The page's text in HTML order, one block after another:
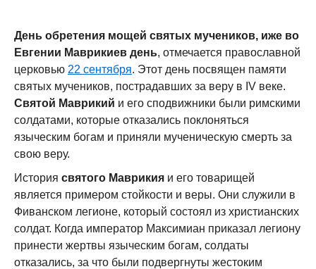
День обретения мощей святых мучеников, иже во
Евгении Маврикиев день, отмечается православной
церковью 22 сентября. Этот день посвящен памяти
святых мучеников, пострадавших за веру в IV веке.
Святой Маврикий и его сподвижники были римскими
солдатами, которые отказались поклоняться
языческим богам и приняли мученическую смерть за
свою веру.
История святого Маврикия и его товарищей
является примером стойкости и веры. Они служили в
Фиванском легионе, который состоял из христианских
солдат. Когда император Максимиан приказал легиону
принести жертвы языческим богам, солдаты
отказались, за что были подвергнуты жестоким